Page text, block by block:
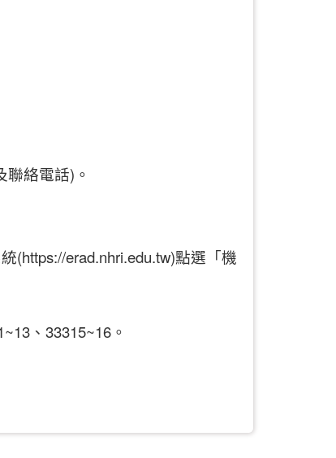
絡電話)。
(https://erad.nhri.edu.tw)點選「機
、33315~16。